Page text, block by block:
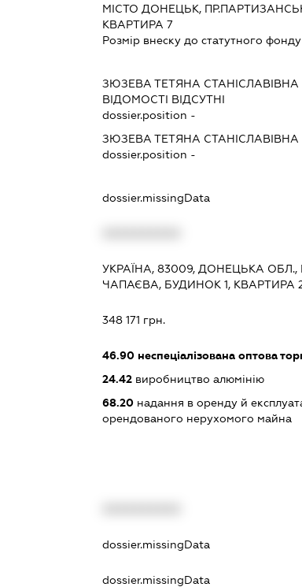
МІСТО ДОНЕЦЬК,
КВАРТИРА 7
Розмір внеску до статутного
ЗЮЗЕВА ТЕТЯНА СТАНІСЛАВІВНА
ВІДОМОСТІ ВІДСУТНІ
dossier.position -
ЗЮЗЕВА ТЕТЯНА СТАНІСЛАВІВНА
dossier.position -
dossier.missingData
УКРАЇНА, 83009, ДОНЕЦЬКА
ЧАПАЄВА, БУДИНОК 1, КВАРТИРА
348 171 грн.
46.90неспеціалізована оптова
24.42виробництво алюмінію
68.20надання в оренду й
орендованого нерухомого майна
dossier.missingData
dossier.missingData